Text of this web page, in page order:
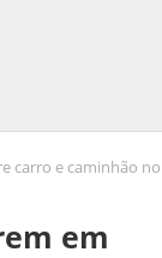
carro e caminhão no
em